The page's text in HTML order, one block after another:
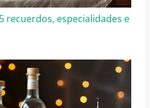
recuerdos, especialidades e